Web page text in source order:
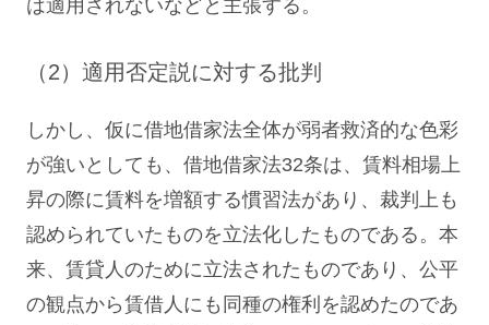
は適用されないなどと主張する。
（2）適用否定説に対する批判
しかし、仮に借地借家法全体が弱者救済的な色彩
が強いとしても、借地借家法32条は、賃料相場上
昇の際に賃料を増額する慣習法があり、裁判上も
認められていたものを立法化したものである。本
来、賃貸人のために立法されたものであり、公平
の観点から賃借人にも同種の権利を認めたのであ